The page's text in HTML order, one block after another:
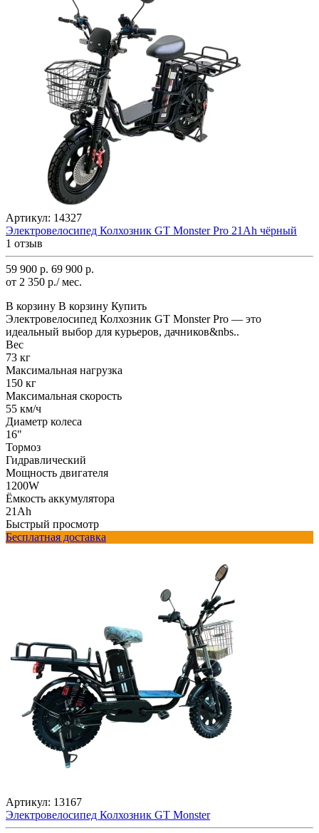
Артикул: 14327
Электровелосипед Колхозник GT Monster Pro 21Ah чёрный
1 отзыв
59 900 р. 69 900 р.
от 2 350 р./ мес.
В корзину В корзину Купить
Электровелосипед Колхозник GT Monster Pro — это
идеальный выбор для курьеров, дачников&nbs..
Вес
73 кг
Максимальная нагрузка
150 кг
Максимальная скорость
55 км/ч
Диаметр колеса
16"
Тормоз
Гидравлический
Мощность двигателя
1200W
Ёмкость аккумулятора
21Ah
Быстрый просмотр
Бесплатная доставка
Артикул: 13167
Электровелосипед Колхозник GT Monster